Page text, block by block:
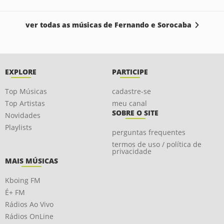
ver todas as músicas de Fernando e Sorocaba
EXPLORE
Top Músicas
Top Artistas
Novidades
Playlists
PARTICIPE
cadastre-se
meu canal
SOBRE O SITE
perguntas frequentes
termos de uso / política de
privacidade
MAIS MÚSICAS
Kboing FM
É+ FM
Rádios Ao Vivo
Rádios OnLine